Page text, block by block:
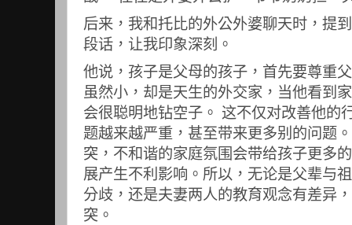
后来，我和托比的外公外婆聊天时，提
段话，让我印象深刻。
他说，孩子是父母的孩子，首先要尊重
虽然小，却是天生的外交家，当他看到
会很聪明地钻空子。 这不仅对改善他的
题越来越严重，甚至带来更多别的问题
突，不和谐的家庭氛围会带给孩子更多
展产生不利影响。所以，无论是父辈与
分歧，还是夫妻两人的教育观念有差异
突。